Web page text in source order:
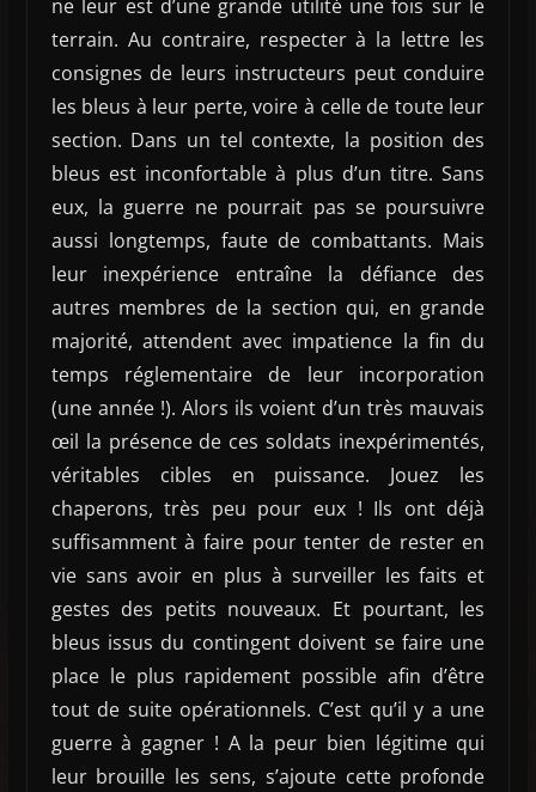
ne leur est d’une grande utilité une fois sur le
terrain. Au contraire, respecter à la lettre les
consignes de leurs instructeurs peut conduire
les bleus à leur perte, voire à celle de toute leur
section. Dans un tel contexte, la position des
bleus est inconfortable à plus d’un titre. Sans
eux, la guerre ne pourrait pas se poursuivre
aussi longtemps, faute de combattants. Mais
leur inexpérience entraîne la défiance des
autres membres de la section qui, en grande
majorité, attendent avec impatience la fin du
temps réglementaire de leur incorporation
(une année !). Alors ils voient d’un très mauvais
œil la présence de ces soldats inexpérimentés,
véritables cibles en puissance. Jouez les
chaperons, très peu pour eux ! Ils ont déjà
suffisamment à faire pour tenter de rester en
vie sans avoir en plus à surveiller les faits et
gestes des petits nouveaux. Et pourtant, les
bleus issus du contingent doivent se faire une
place le plus rapidement possible afin d’être
tout de suite opérationnels. C’est qu’il y a une
guerre à gagner ! A la peur bien légitime qui
leur brouille les sens, s’ajoute cette profonde